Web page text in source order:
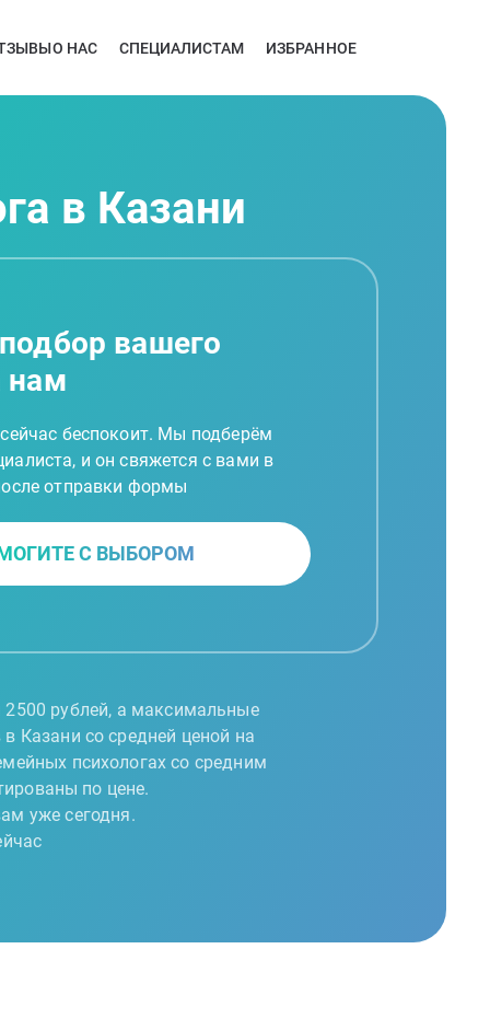
О НАС СПЕЦИАЛИСТАМ ИЗБРАННОЕ
в Казани
вашего
нам
беспокоит. Мы подберём
и он свяжется с вами в
отправки формы
С ВЫБОРОМ
рублей, а максимальные
Казани со средней ценой на
психологах со средним
по цене.
уже сегодня.